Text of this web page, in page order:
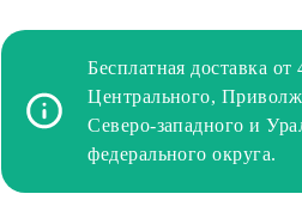
Бесплатная доставка от
Центрального,
Северо-западного и
федерального округа.